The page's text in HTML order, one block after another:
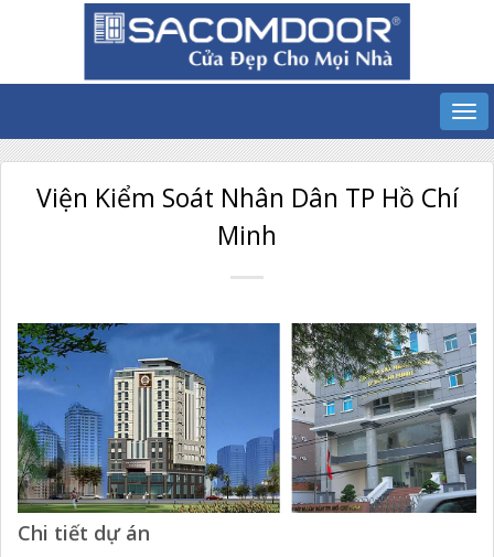
Viện Kiểm Soát Nhân Dân TP Hồ Chí
Minh
Chi tiết dự án